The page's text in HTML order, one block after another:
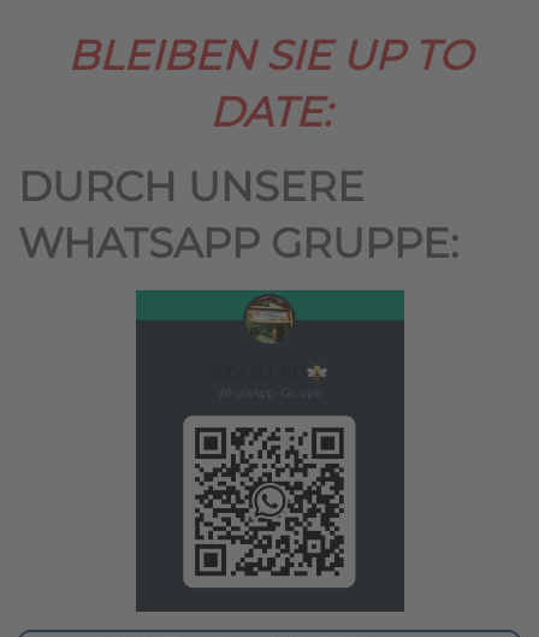
BLEIBEN SIE UP TO
DATE:
DURCH UNSERE
WHATSAPP GRUPPE: